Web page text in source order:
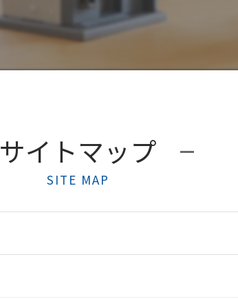
SITE MAP
サイトマップ